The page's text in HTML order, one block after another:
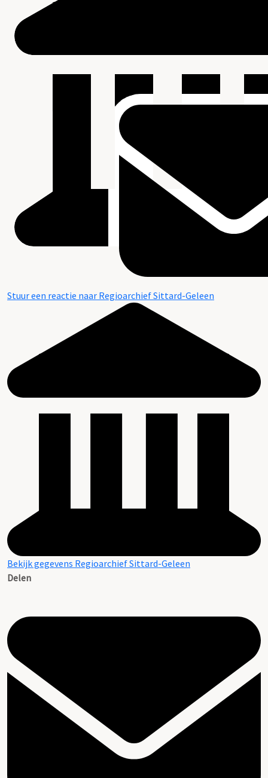
Stuur een reactie naar Regioarchief Sittard-Geleen
Bekijk gegevens Regioarchief Sittard-Geleen
Delen